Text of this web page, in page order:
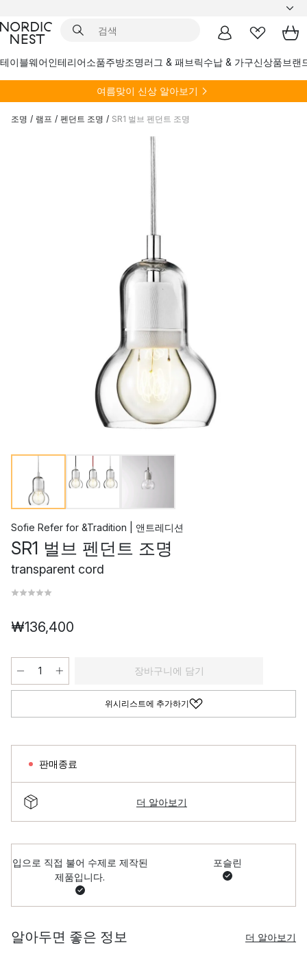
테이블웨어인테리어소품주방조명러그 & 패브릭수납 & 가구신상품브랜
여름맞이 신상 알아보기
조명 / 램프 / 펜던트 조명 / SR1 벌브 펜던트 조명
Sofie Refer for &Tradition | 앤트레디션
SR1 벌브 펜던트 조명
transparent cord
₩136,400
장바구니에 담기
위시리스트에 추가하기
판매종료
더 알아보기
입으로 직접 불어 수제로 제작된
제품입니다.
포슬린
알아두면 좋은 정보 더 알아보기